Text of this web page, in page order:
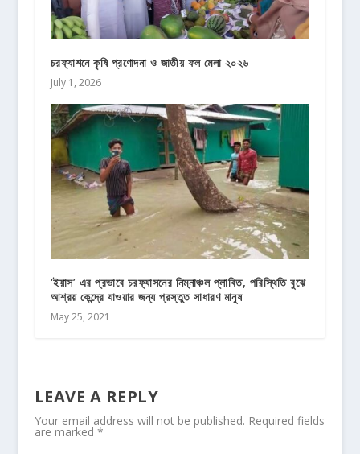
চরফ্যাশনে কৃষি প্রণোদনা ও জাতীয় ফল মেলা ২০২৬
July 1, 2026
‘ইয়াস’ এর প্রভাবে চরফ্যাসনের নিম্নাঞ্চল প্লাবিত, পরিস্থিতি বুঝে
আশ্রয় কেন্দ্রে যাওয়ার জন্য প্রস্তুত সাধারণ মানুষ
May 25, 2021
LEAVE A REPLY
Your email address will not be published. Required fields
are marked *